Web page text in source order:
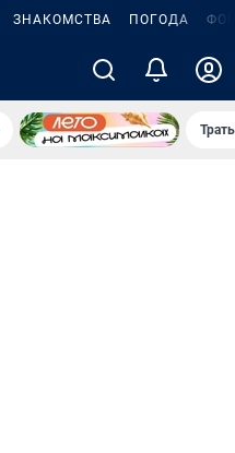
ЗНАКОМСТВА ПОГОДА